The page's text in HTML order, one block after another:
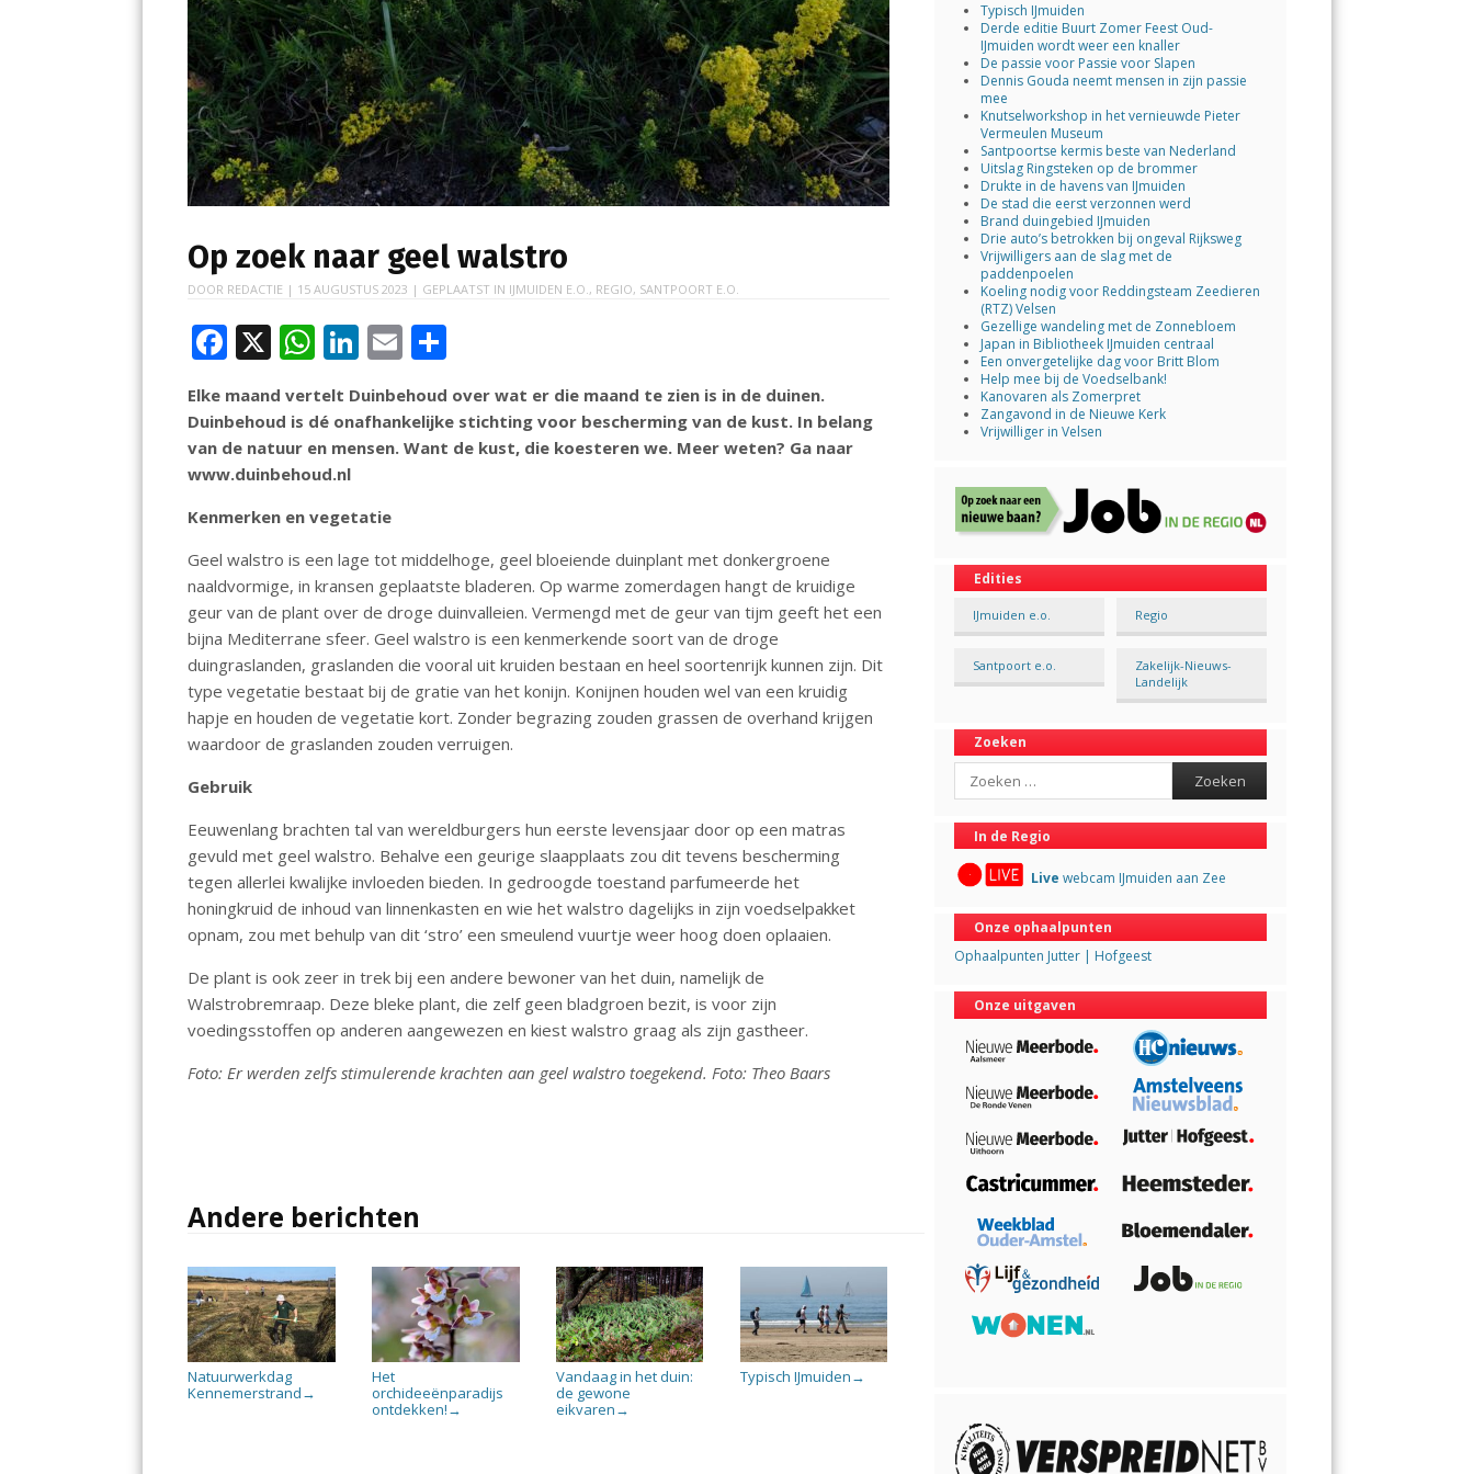
Op zoek naar geel walstro
DOOR REDACTIE | 15 AUGUSTUS 2023 | GEPLAATST IN IJMUIDEN E.O., REGIO, SANTPOORT E.O.
F
ac
e
b
o
o
k
X W
h
at
s
A
p
p
Li
n
k
e
n
E
m
ai
l
e
n
Elke maand vertelt Duinbehoud over wat er die maand te zien is in de duinen.
Duinbehoud is dé onafhankelijke stichting voor bescherming van de kust. In belang
van de natuur en mensen. Want de kust, die koesteren we. Meer weten? Ga naar
www.duinbehoud.nl
Kenmerken en vegetatie
Geel walstro is een lage tot middelhoge, geel bloeiende duinplant met donkergroene
naaldvormige, in kransen geplaatste bladeren. Op warme zomerdagen hangt de kruidige
geur van de plant over de droge duinvalleien. Vermengd met de geur van tijm geeft het een
bijna Mediterrane sfeer. Geel walstro is een kenmerkende soort van de droge
duingraslanden, graslanden die vooral uit kruiden bestaan en heel soortenrijk kunnen zijn. Dit
type vegetatie bestaat bij de gratie van het konijn. Konijnen houden wel van een kruidig
hapje en houden de vegetatie kort. Zonder begrazing zouden grassen de overhand krijgen
waardoor de graslanden zouden verruigen.
Gebruik
Eeuwenlang brachten tal van wereldburgers hun eerste levensjaar door op een matras
gevuld met geel walstro. Behalve een geurige slaapplaats zou dit tevens bescherming
tegen allerlei kwalijke invloeden bieden. In gedroogde toestand parfumeerde het
honingkruid de inhoud van linnenkasten en wie het walstro dagelijks in zijn voedselpakket
opnam, zou met behulp van dit ‘stro’ een smeulend vuurtje weer hoog doen oplaaien.
De plant is ook zeer in trek bij een andere bewoner van het duin, namelijk de
Walstrobremraap. Deze bleke plant, die zelf geen bladgroen bezit, is voor zijn
voedingsstoffen op anderen aangewezen en kiest walstro graag als zijn gastheer.
Foto: Er werden zelfs stimulerende krachten aan geel walstro toegekend. Foto: Theo Baars
Andere berichten
Natuurwerkdag
Kennemerstrand →
Het
orchideeënparadijs
ontdekken! →
Vandaag in het duin:
de gewone
eikvaren →
Typisch IJmuiden →
Typisch IJmuiden
Derde editie Buurt Zomer Feest Oud-
IJmuiden wordt weer een knaller
De passie voor Passie voor Slapen
Dennis Gouda neemt mensen in zijn passie
mee
Knutselworkshop in het vernieuwde Pieter
Vermeulen Museum
Santpoortse kermis beste van Nederland
Uitslag Ringsteken op de brommer
Drukte in de havens van IJmuiden
De stad die eerst verzonnen werd
Brand duingebied IJmuiden
Drie auto’s betrokken bij ongeval Rijksweg
Vrijwilligers aan de slag met de
paddenpoelen
Koeling nodig voor Reddingsteam Zeedieren
(RTZ) Velsen
Gezellige wandeling met de Zonnebloem
Japan in Bibliotheek IJmuiden centraal
Een onvergetelijke dag voor Britt Blom
Help mee bij de Voedselbank!
Kanovaren als Zomerpret
Zangavond in de Nieuwe Kerk
Vrijwilliger in Velsen
Edities
IJmuiden e.o. Regio
Santpoort e.o.
Zakelijk-Nieuws-
Landelijk
Zoeken
Search
In de Regio
Live webcam IJmuiden aan Zee
Onze ophaalpunten
Ophaalpunten Jutter | Hofgeest
Onze uitgaven